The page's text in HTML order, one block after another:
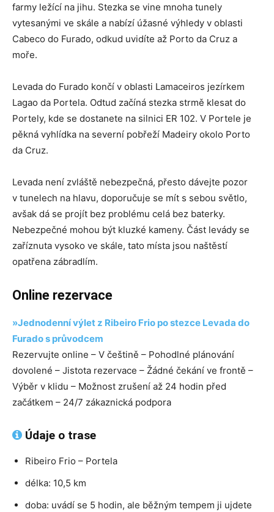
farmy ležící na jihu. Stezka se vine mnoha tunely
vytesanými ve skále a nabízí úžasné výhledy v oblasti
Cabeco do Furado, odkud uvidíte až Porto da Cruz a
moře.
Levada do Furado končí v oblasti Lamaceiros jezírkem
Lagao da Portela. Odtud začíná stezka strmě klesat do
Portely, kde se dostanete na silnici ER 102. V Portele je
pěkná vyhlídka na severní pobřeží Madeiry okolo Porto
da Cruz.
Levada není zvláště nebezpečná, přesto dávejte pozor
v tunelech na hlavu, doporučuje se mít s sebou světlo,
avšak dá se projít bez problému celá bez baterky.
Nebezpečné mohou být kluzké kameny. Část levády se
zaříznuta vysoko ve skále, tato místa jsou naštěstí
opatřena zábradlím.
Online rezervace
»Jednodenní výlet z Ribeiro Frio po stezce Levada do
Furado s průvodcem
Rezervujte online – V češtině – Pohodlné plánování
dovolené – Jistota rezervace – Žádné čekání ve frontě –
Výběr v klidu – Možnost zrušení až 24 hodin před
začátkem – 24/7 zákaznická podpora
Údaje o trase
Ribeiro Frio – Portela
délka: 10,5 km
doba: uvádí se 5 hodin, ale běžným tempem ji ujdete